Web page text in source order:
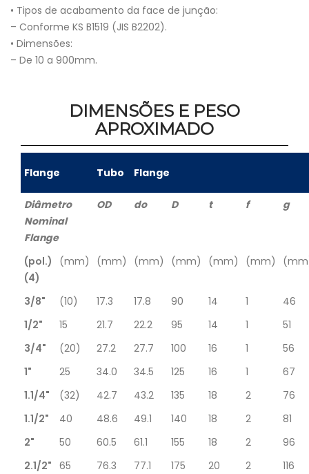
• Tipos de acabamento da face de junção:
– Conforme KS B1519 (JIS B2202).
• Dimensões:
– De 10 a 900mm.
DIMENSÕES E PESO
APROXIMADO
Flange Tubo Flange
Diâmetro
Nominal
Flange
OD do D t f g
(pol.)
(4)
(mm) (mm) (mm) (mm) (mm) (mm)
3/8" (10) 17.3 17.8 90 14 1
46
1/2"
15 21.7 22.2 95 14 1
51
3/4"
(20) 27.2 27.7 100 16 1
56
1"
25 34.0 34.5 125 16 1
67
1.1/4"
(32) 42.7 43.2 135 18 2
76
1.1/2"
40 48.6 49.1 140 18 2
81
2"
50 60.5 61.1 155 18 2
96
2.1/2" 65 76.3 77.1 175 20 2
116